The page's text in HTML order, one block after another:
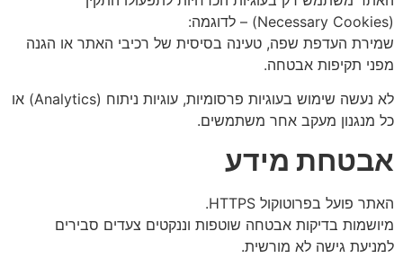
(Necessary Cookies) – לדוגמה:
שמירת העדפת שפה, טעינה בסיסית של רכיבי האתר או הגנה
מפני תקיפות אבטחה.
לא נעשה שימוש בעוגיות פרסומיות, עוגיות ניתוח (Analytics) או
כל מנגנון מעקב אחר משתמשים.
אבטחת מידע
האתר פועל בפרוטוקול HTTPS.
מיושמות בדיקות אבטחה שוטפות וננקטים צעדים סבירים
למניעת גישה לא מורשית.